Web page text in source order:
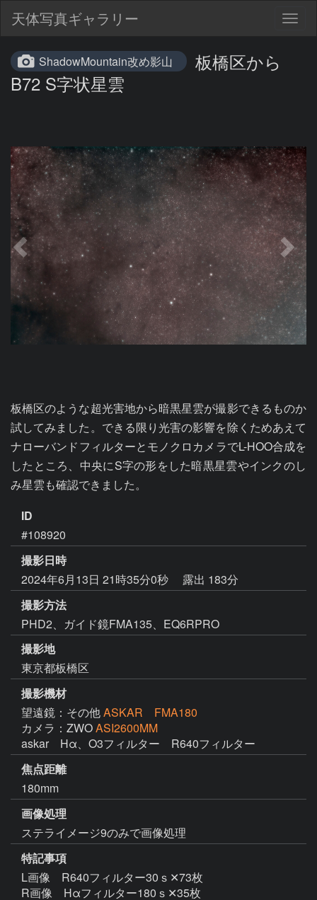
天体写真ギャラリー
ShadowMountain改め影山
板橋区から
B72 S字状星雲
板橋区のような超光害地から暗黒星雲が撮影できるものか
試してみました。できる限り光害の影響を除くためあえて
ナローバンドフィルターとモノクロカメラでL-HOO合成を
したところ、中央にS字の形をした暗黒星雲やインクのし
み星雲も確認できました。
ID
#108920
撮影日時
2024年6月13日 21時35分0秒
露出 183分
撮影方法
PHD2、ガイド鏡FMA135、EQ6RPRO
撮影地
東京都板橋区
撮影機材
望遠鏡：その他ASKAR FMA180
カメラ：ZWOASI2600MM
askar　Hα、O3フィルター　R640フィルター
焦点距離
180mm
画像処理
ステライメージ9のみで画像処理
特記事項
L画像　R640フィルター30ｓ✕73枚
R画像　Hαフィルター180ｓ✕35枚